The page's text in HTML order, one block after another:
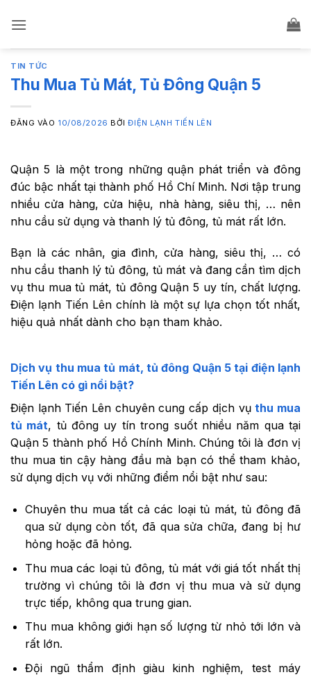
qua
dungTIN TỨC
Thu Mua Tủ Mát, Tủ Đông Quận 5
ĐĂNG VÀO 10/08/2026 BỞIĐIỆN LẠNH TIẾN LÊN
Quận 5 là một trong những quận phát triển và đông
đúc bậc nhất tại thành phố Hồ Chí Minh. Nơi tập trung
nhiều cửa hàng, cửa hiệu, nhà hàng, siêu thị, … nên
nhu cầu sử dụng và thanh lý tủ đông, tủ mát rất lớn.
Bạn là các nhân, gia đình, cửa hàng, siêu thị, … có
nhu cầu thanh lý tủ đông, tủ mát và đang cần tìm dịch
vụ thu mua tủ mát, tủ đông Quận 5 uy tín, chất lượng.
Điện lạnh Tiến Lên chính là một sự lựa chọn tốt nhất,
hiệu quả nhất dành cho bạn tham khảo.
Dịch vụ thu mua tủ mát, tủ đông Quận 5 tại điện lạnh
Tiến Lên có gì nổi bật?
Điện lạnh Tiến Lên chuyên cung cấp dịch vụthu mua
tủ mát, tủ đông uy tín trong suốt nhiều năm qua tại
Quận 5 thành phố Hồ Chính Minh. Chúng tôi là đơn vị
thu mua tin cậy hàng đầu mà bạn có thể tham khảo,
sử dụng dịch vụ với những điểm nổi bật như sau:
Chuyên thu mua tất cả các loại tủ mát, tủ đông đã
qua sử dụng còn tốt, đã qua sửa chữa, đang bị hư
hỏng hoặc đã hỏng.
Thu mua các loại tủ đông, tủ mát với giá tốt nhất thị
trường vì chúng tôi là đơn vị thu mua và sử dụng
trực tiếp, không qua trung gian.
Thu mua không giới hạn số lượng từ nhỏ tới lớn và
rất lớn.
Đội ngũ thẩm định giàu kinh nghiệm, test máy